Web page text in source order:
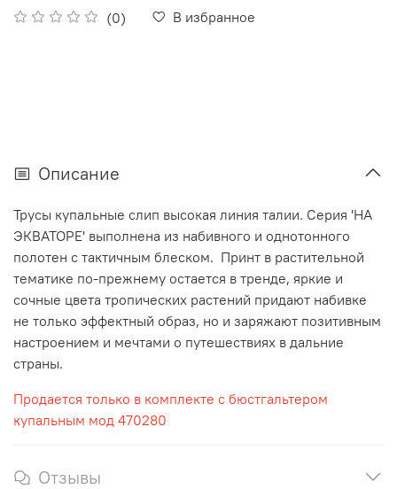
(0) В избранное
Описание
Трусы купальные слип высокая линия талии. Серия 'НА
ЭКВАТОРЕ' выполнена из набивного и однотонного
полотен с тактичным блеском. Принт в растительной
тематике по-прежнему остается в тренде, яркие и
сочные цвета тропических растений придают набивке
не только эффектный образ, но и заряжают позитивным
настроением и мечтами о путешествиях в дальние
страны.
Продается только в комплекте с бюстгальтером
купальным мод 470280
Отзывы